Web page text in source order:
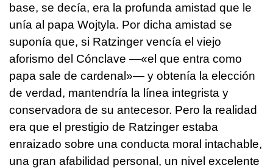
base, se decía, era la profunda amistad que le
unía al papa Wojtyla. Por dicha amistad se
suponía que, si Ratzinger vencía el viejo
aforismo del Cónclave —«el que entra como
papa sale de cardenal»— y obtenía la elección
de verdad, mantendría la línea integrista y
conservadora de su antecesor. Pero la realidad
era que el prestigio de Ratzinger estaba
enraizado sobre una conducta moral intachable,
una gran afabilidad personal, un nivel excelente